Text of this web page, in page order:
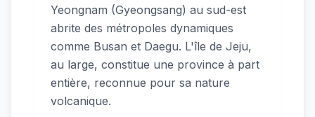
Yeongnam (Gyeongsang) au sud-est
abrite des métropoles dynamiques
comme Busan et Daegu. L'île de Jeju,
au large, constitue une province à part
entière, reconnue pour sa nature
volcanique.